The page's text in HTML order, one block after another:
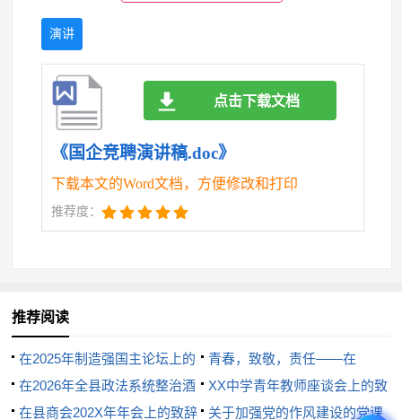
成员沟通交流，共同制定宣传计划，明确各自职责，
门的协作配合，争取得到他们的支持和帮助，共同推
动公司宣传工作的全面发展。四是注重实效评估与持
续改进。我将定期对宣传效果进行评估分析，总结经
的发展注入新的活力。此外，我还将注重培养自己的
进。因此，我将努力提升自己的领导力水平，学会如
演讲
《国企竞聘演讲稿.doc》
下载本文的Word文档，方便修改和打印
推荐度：
点击下载文档
推荐阅读
在2025年制造强国主论坛上的
欢迎词
青春，致敬，责任——在
“12.9”演经典活动上的总结讲话
在2026年全县政法系统整治酒
驾醉驾警示教育会议上的讲话
XX中学青年教师座谈会上的致
辞
在县商会202X年年会上的致辞 关于加强党的作风建设的党课